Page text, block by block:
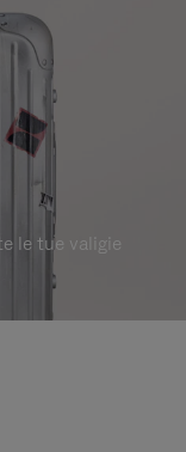
le tue valigie